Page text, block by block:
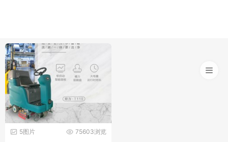
75603浏览
5图片